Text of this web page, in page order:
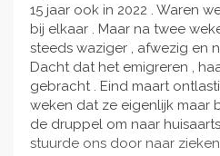
15 jaar ook in 2022 . Waren
bij elkaar . Maar na twee
steeds waziger , afwezig en
Dacht dat het emigreren ,
gebracht . Eind maart
weken dat ze eigenlijk maar
de druppel om naar
stuurde ons door naar